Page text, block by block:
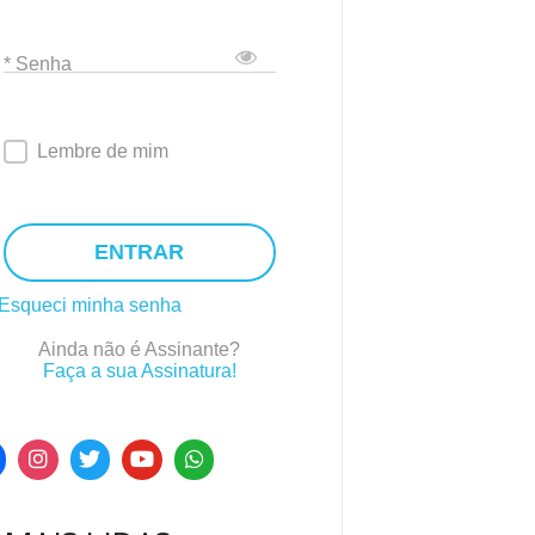
* Senha
Lembre de mim
ENTRAR
Esqueci minha senha
Ainda não é Assinante?
Faça a sua Assinatura!